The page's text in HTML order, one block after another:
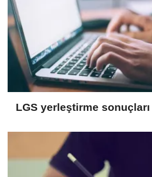
LGS yerleştirme sonuçları